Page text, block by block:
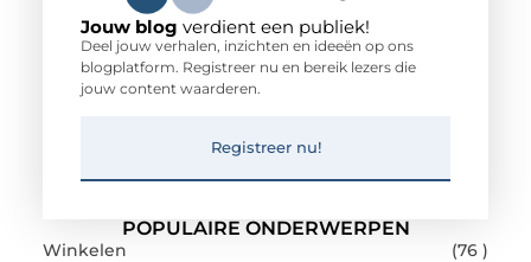
POPULAIRE ONDERWERPEN
Winkelen
(76 )
Jouw blog verdient een publiek!
Deel jouw verhalen, inzichten en ideeën op ons
blogplatform. Registreer nu en bereik lezers die
jouw content waarderen.
Registreer nu!